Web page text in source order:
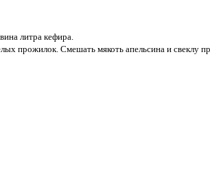
литра кефира.
прожилок. Смешать мякоть апельсина и